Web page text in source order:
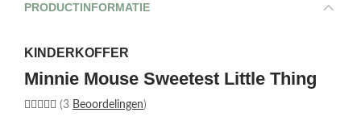
PRODUCTINFORMATIE
KINDERKOFFER
Minnie Mouse Sweetest Little Thing
(3 Beoordelingen)